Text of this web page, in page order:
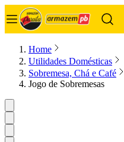
Home
Utilidades Domésticas
Sobremesa, Chá e Café
Jogo de Sobremesas